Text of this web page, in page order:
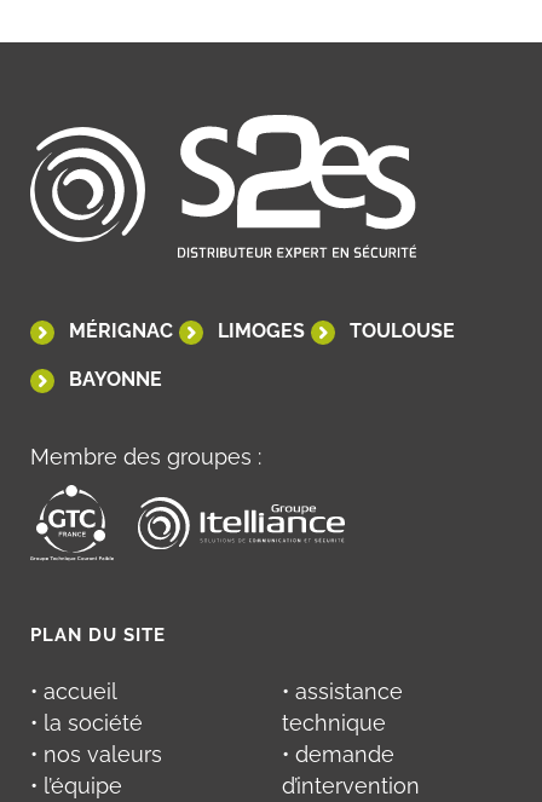
MÉRIGNAC LIMOGES TOULOUSE
BAYONNE
Membre des groupes :
PLAN DU SITE
• accueil
• la société
• nos valeurs
• l’équipe
• assistance
technique
• demande
d’intervention